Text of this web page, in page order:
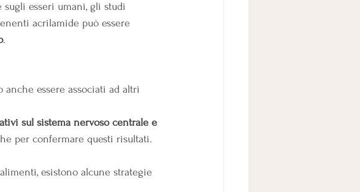
esseri umani, gli studi
acrilamide può essere
.
essere associati ad altri
sul sistema nervoso centrale e
per confermare questi risultati.
esistono alcune strategie